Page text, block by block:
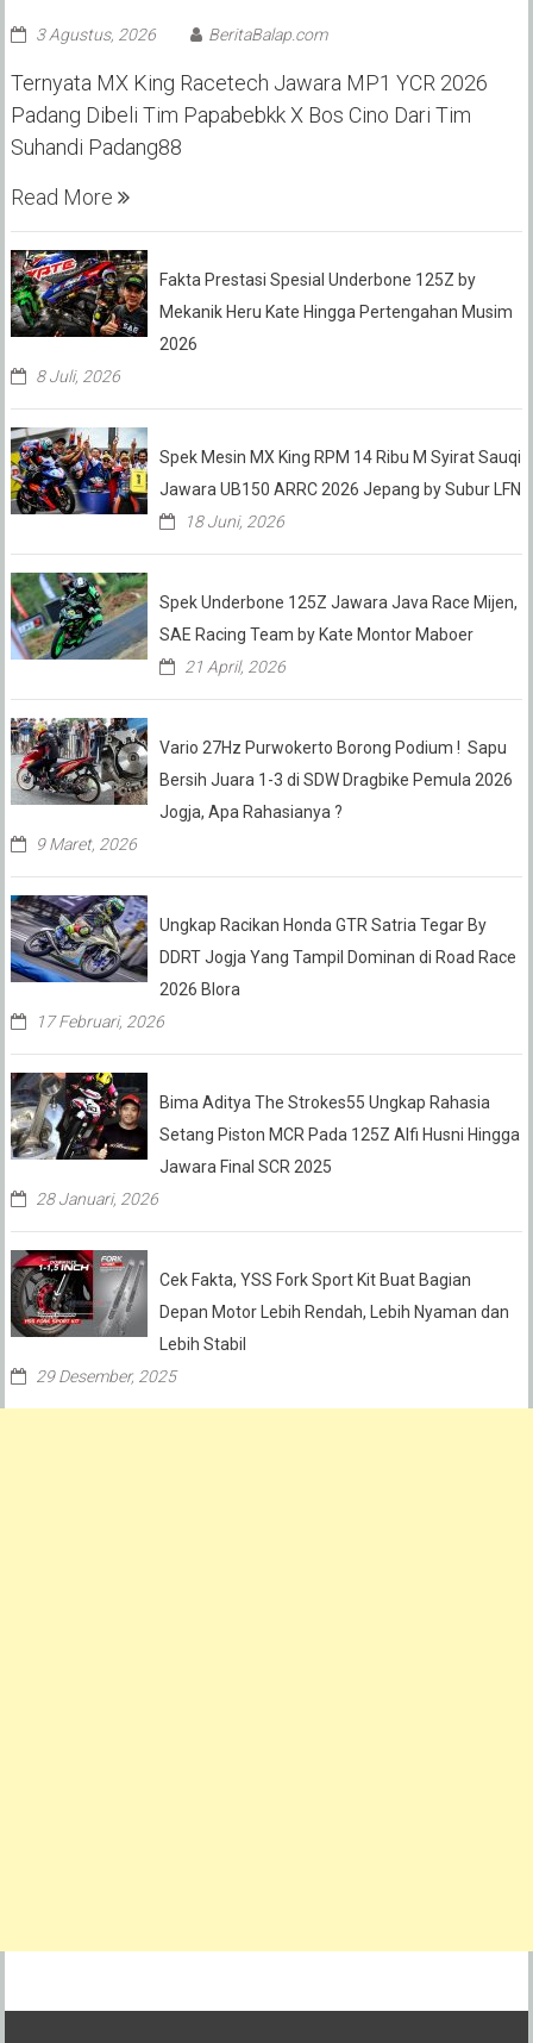
3 Agustus, 2026 BeritaBalap.com
Ternyata MX King Racetech Jawara MP1 YCR 2026
Padang Dibeli Tim Papabebkk X Bos Cino Dari Tim
Suhandi Padang88
Read More
Fakta Prestasi Spesial Underbone 125Z by
Mekanik Heru Kate Hingga Pertengahan Musim
2026
8 Juli, 2026
Spek Mesin MX King RPM 14 Ribu M Syirat Sauqi
Jawara UB150 ARRC 2026 Jepang by Subur LFN
18 Juni, 2026
Spek Underbone 125Z Jawara Java Race Mijen,
SAE Racing Team by Kate Montor Maboer
21 April, 2026
Vario 27Hz Purwokerto Borong Podium ! Sapu
Bersih Juara 1-3 di SDW Dragbike Pemula 2026
Jogja, Apa Rahasianya ?
9 Maret, 2026
Ungkap Racikan Honda GTR Satria Tegar By
DDRT Jogja Yang Tampil Dominan di Road Race
2026 Blora
17 Februari, 2026
Bima Aditya The Strokes55 Ungkap Rahasia
Setang Piston MCR Pada 125Z Alfi Husni Hingga
Jawara Final SCR 2025
28 Januari, 2026
Cek Fakta, YSS Fork Sport Kit Buat Bagian
Depan Motor Lebih Rendah, Lebih Nyaman dan
Lebih Stabil
29 Desember, 2025